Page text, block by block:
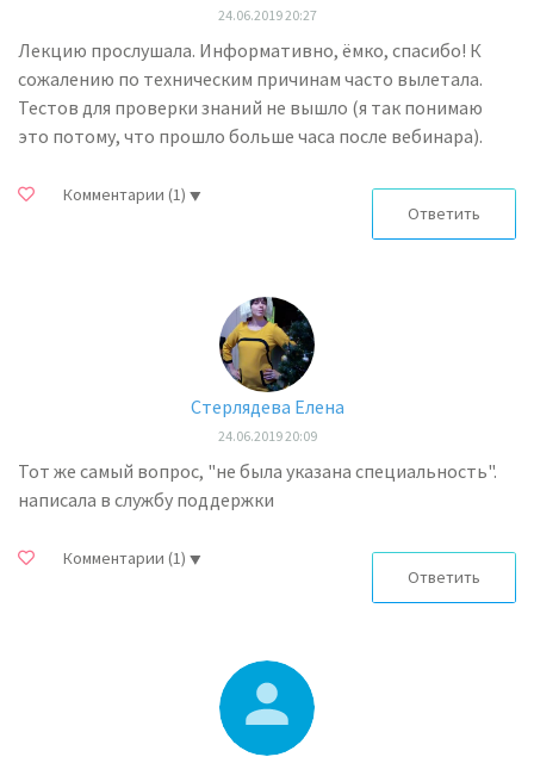
24.06.2019 20:27
Лекцию прослушала. Информативно, ёмко, спасибо! К
сожалению по техническим причинам часто вылетала.
Тестов для проверки знаний не вышло (я так понимаю
это потому, что прошло больше часа после вебинара).
Комментарии (1)
Ответить
Стерлядева Елена
24.06.2019 20:09
Тот же самый вопрос, "не была указана специальность".
написала в службу поддержки
Комментарии (1)
Ответить